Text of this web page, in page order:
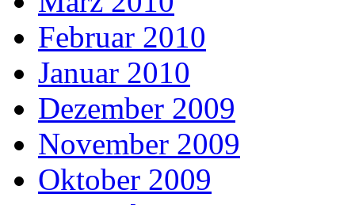
Februar 2010
Januar 2010
Dezember 2009
November 2009
Oktober 2009